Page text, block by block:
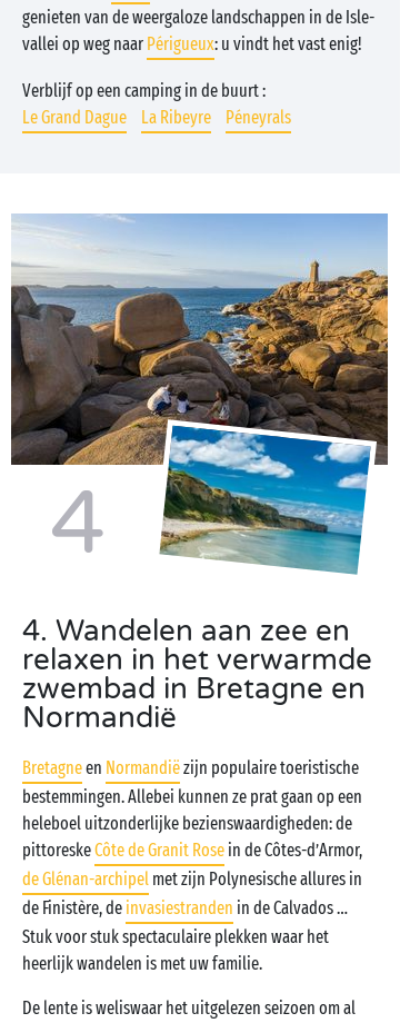
genieten van de weergaloze landschappen in de Isle-
vallei op weg naar Périgueux: u vindt het vast enig!
Verblijf op een camping in de buurt :
Le Grand Dague
La Ribeyre Péneyrals
4
4. Wandelen aan zee en
relaxen in het verwarmde
zwembad in Bretagne en
Normandië
Bretagneen Normandiëzijn populaire toeristische
bestemmingen. Allebei kunnen ze prat gaan op een
heleboel uitzonderlijke bezienswaardigheden: de
pittoreskeCôte de Granit Rose in de Côtes-d’Armor,
de Glénan-archipel met zijn Polynesische allures in
de Finistère, de invasiestranden in de Calvados …
Stuk voor stuk spectaculaire plekken waar het
heerlijk wandelen is met uw familie.
De lente is weliswaar het uitgelezen seizoen om al